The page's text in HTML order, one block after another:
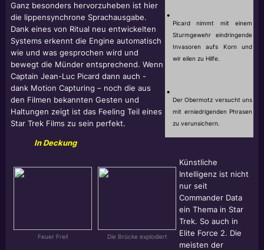
•
Picard nimmt mit einem
Sturmgewehr eindringende
Invasoren aufs Korn und
wir eilen zu Hilfe.
•
Der Obermotz versucht uns
mit erniedrigenden Phrasen
zu verunsichern.
Ganz besonders hervorzuheben ist hier
die lippensynchrone Sprachausgabe.
Dank eines von Ritual neu entwickelten
Systems erkennt die Engine automatisch
wie und was gesprochen wird und
bewegt die Münder entsprechend. Wenn
Captain Jean-Luc Picard dann auch -
dank Motion Capturing – noch die aus
den Filmen bekannten Gesten und
Haltungen zeigt ist das Feeling Teil eines
Star Trek Films zu sein perfekt.
In Deckung
Feuer Frei! Die Brücke explodiert
Künstliche
Intelligenz ist nicht
nur seit
Commander Data
ein Thema in Star
Trek. So auch in
Elite Force 2. Die
meisten der